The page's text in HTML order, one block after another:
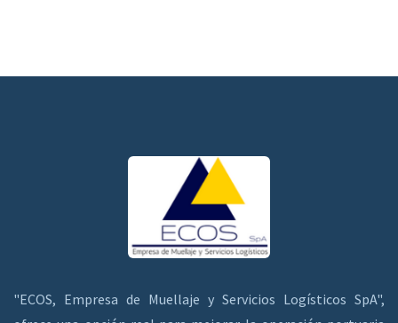
"ECOS, Empresa de Muellaje y Servicios Logísticos SpA",